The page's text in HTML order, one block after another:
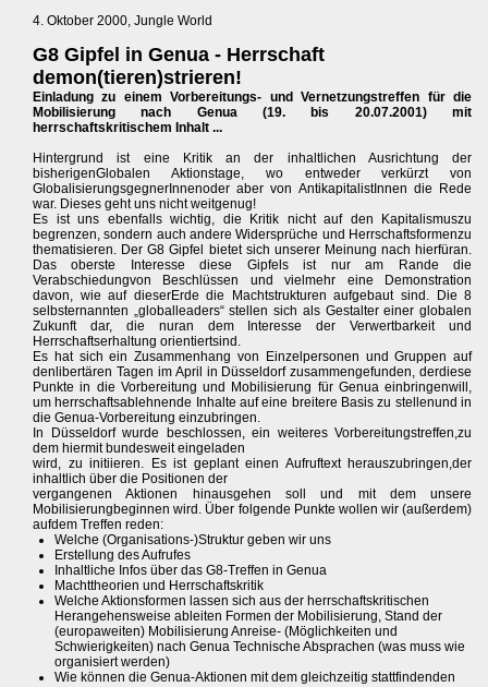
4. Oktober 2000, Jungle World
G8 Gipfel in Genua - Herrschaft
demon(tieren)strieren!
Einladung zu einem Vorbereitungs- und Vernetzungstreffen für die
Mobilisierung nach Genua (19. bis 20.07.2001) mit
herrschaftskritischem Inhalt ...
Hintergrund ist eine Kritik an der inhaltlichen Ausrichtung der
bisherigenGlobalen Aktionstage, wo entweder verkürzt von
GlobalisierungsgegnerInnenoder aber von AntikapitalistInnen die Rede
war. Dieses geht uns nicht weitgenug!
Es ist uns ebenfalls wichtig, die Kritik nicht auf den Kapitalismuszu
begrenzen, sondern auch andere Widersprüche und Herrschaftsformenzu
thematisieren. Der G8 Gipfel bietet sich unserer Meinung nach hierfüran.
Das oberste Interesse diese Gipfels ist nur am Rande die
Verabschiedungvon Beschlüssen und vielmehr eine Demonstration
davon, wie auf dieserErde die Machtstrukturen aufgebaut sind. Die 8
selbsternannten „globalleaders“ stellen sich als Gestalter einer globalen
Zukunft dar, die nuran dem Interesse der Verwertbarkeit und
Herrschaftserhaltung orientiertsind.
Es hat sich ein Zusammenhang von Einzelpersonen und Gruppen auf
denlibertären Tagen im April in Düsseldorf zusammengefunden, derdiese
Punkte in die Vorbereitung und Mobilisierung für Genua einbringenwill,
um herrschaftsablehnende Inhalte auf eine breitere Basis zu stellenund in
die Genua-Vorbereitung einzubringen.
In Düsseldorf wurde beschlossen, ein weiteres Vorbereitungstreffen,zu
dem hiermit bundesweit eingeladen
wird, zu initiieren. Es ist geplant einen Aufruftext herauszubringen,der
inhaltlich über die Positionen der
vergangenen Aktionen hinausgehen soll und mit dem unsere
Mobilisierungbeginnen wird. Über folgende Punkte wollen wir (außerdem)
aufdem Treffen reden:
Welche (Organisations-)Struktur geben wir uns
Erstellung des Aufrufes
Inhaltliche Infos über das G8-Treffen in Genua
Machttheorien und Herrschaftskritik
Welche Aktionsformen lassen sich aus der herrschaftskritischen
Herangehensweise ableiten Formen der Mobilisierung, Stand der
(europaweiten) Mobilisierung Anreise- (Möglichkeiten und
Schwierigkeiten) nach Genua Technische Absprachen (was muss wie
organisiert werden)
Wie können die Genua-Aktionen mit dem gleichzeitig stattfindenden